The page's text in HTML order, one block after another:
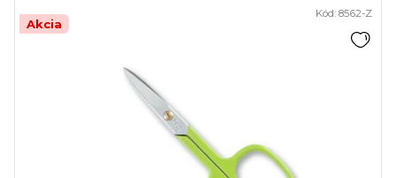
Akcia
Kód: 8562-Z